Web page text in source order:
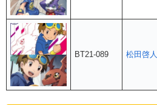
BT21-089 松田啓人